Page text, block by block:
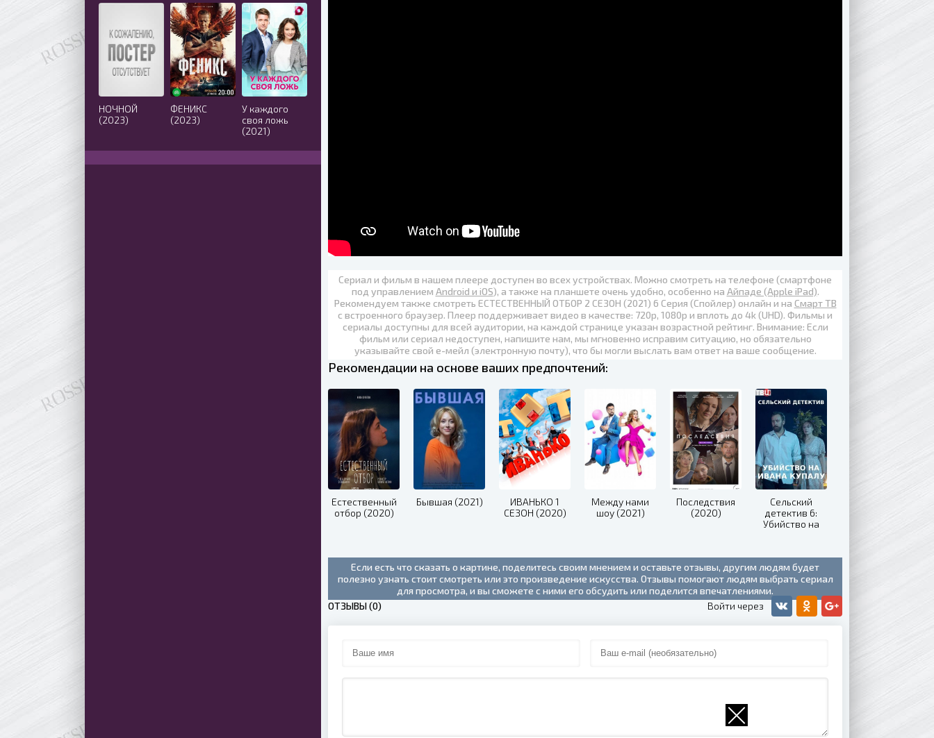
Сериал и фильм в нашем плеере доступен во всех устройствах. Можно смотреть на телефоне (смартфоне
под управлением Android и iOS), а также на планшете очень удобно, особенно на Айпаде (Apple iPad).
Рекомендуем также смотреть ЕСТЕСТВЕННЫЙ ОТБОР 2 СЕЗОН (2021) 6 Серия (Спойлер) онлайн и на Смарт ТВ
с встроенного браузер. Плеер поддерживает видео в качестве: 720p, 1080p и вплоть до 4k (UHD). Фильмы и
сериалы доступны для всей аудитории, на каждой странице указан возрастной рейтинг. Внимание: Если
фильм или сериал недоступен, напишите нам, мы мгновенно исправим ситуацию, но обязательно
указывайте свой е-мейл (электронную почту), что бы могли выслать вам ответ на ваше сообщение.
Рекомендации на основе ваших предпочтений:
Естественный
отбор (2020)
Бывшая (2021)
ИВАНЬКО 1
СЕЗОН (2020)
Между нами
шоу (2021)
Последствия
(2020)
Сельский
детектив 6:
Убийство на
Если есть что сказать о картине, поделитесь своим мнением и оставьте отзывы, другим людям будет
полезно узнать стоит смотреть или это произведение искусства. Отзывы помогают людям выбрать сериал
для просмотра, и вы сможете с ними его обсудить или поделится впечатлениями.
ОТЗЫВЫ (0)
НОЧНОЙ
(2023)
ФЕНИКС
(2023)
У каждого
своя ложь
(2021)